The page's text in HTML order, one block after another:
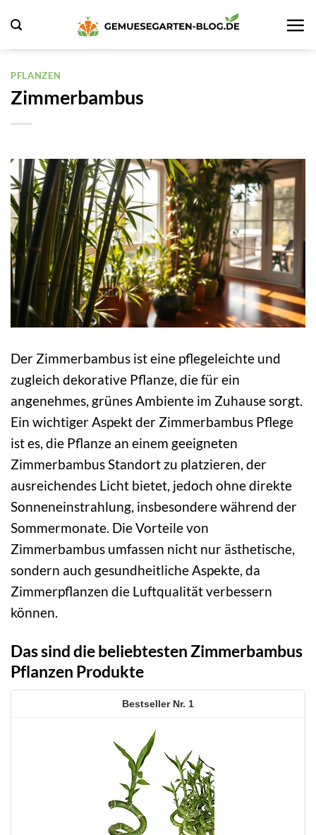
Inhalt
springen
PFLANZEN
Zimmerbambus
Der Zimmerbambus ist eine pflegeleichte und
zugleich dekorative Pflanze, die für ein
angenehmes, grünes Ambiente im Zuhause sorgt.
Ein wichtiger Aspekt der Zimmerbambus Pflege
ist es, die Pflanze an einem geeigneten
Zimmerbambus Standort zu platzieren, der
ausreichendes Licht bietet, jedoch ohne direkte
Sonneneinstrahlung, insbesondere während der
Sommermonate. Die Vorteile von
Zimmerbambus umfassen nicht nur ästhetische,
sondern auch gesundheitliche Aspekte, da
Zimmerpflanzen die Luftqualität verbessern
können.
Das sind die beliebtesten Zimmerbambus
Pflanzen Produkte
1